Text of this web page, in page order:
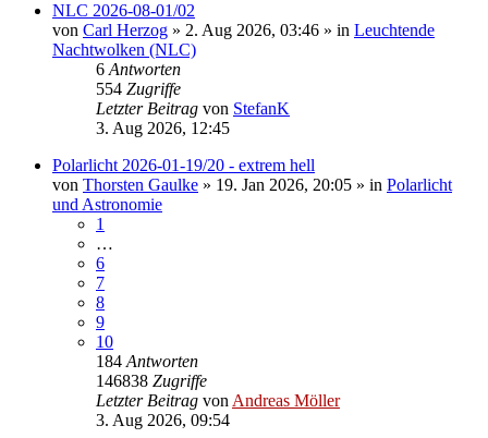
NLC 2026-08-01/02
von Carl Herzog » 2. Aug 2026, 03:46 » in Leuchtende
Nachtwolken (NLC)
6 Antworten
554 Zugriffe
Letzter Beitrag von StefanK
3. Aug 2026, 12:45
Polarlicht 2026-01-19/20 - extrem hell
von Thorsten Gaulke » 19. Jan 2026, 20:05 » in Polarlicht
und Astronomie
1
…
6
7
8
9
10
184 Antworten
146838 Zugriffe
Letzter Beitrag von Andreas Möller
3. Aug 2026, 09:54